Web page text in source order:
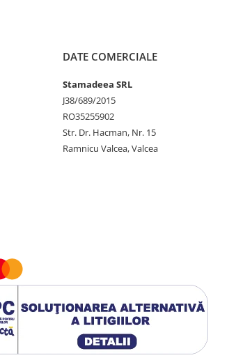
DATE COMERCIALE
Stamadeea SRL
J38/689/2015
RO35255902
Str. Dr. Hacman, Nr. 15
Ramnicu Valcea, Valcea